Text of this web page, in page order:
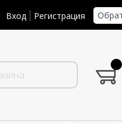
Вход Регистрация